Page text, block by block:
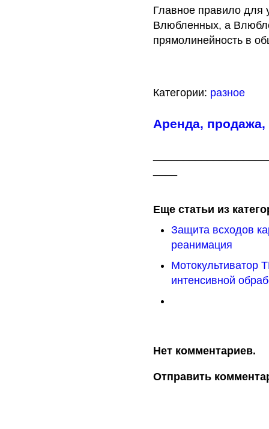
Главное правило для
Влюбленных, а
прямолинейность в
Категории: разное
Аренда,
Еще статьи из
Защита всходов
реанимация
Мотокультиватор
интенсивной
Нет комментариев.
Отправить